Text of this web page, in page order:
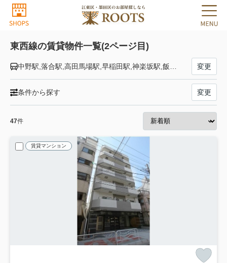
東西線の賃貸物件一覧(2ページ目)
変更
条件から探す 変更
47件
賃貸マンション